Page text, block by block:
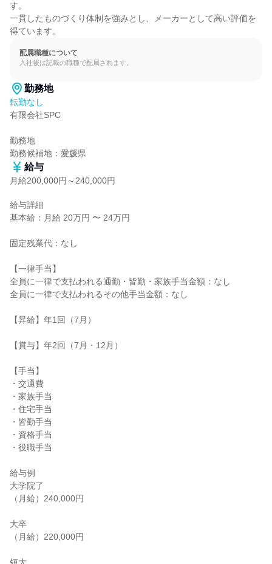
す。
一貫したものづくり体制を強みとし、メーカーとして高い評価を
得ています。
配属職種について
入社後は記載の職種で配属されます。
勤務地
転勤なし
有限会社SPC
勤務地
勤務候補地：愛媛県
給与
月給200,000円～240,000円
給与詳細
基本給：月給 20万円 〜 24万円
固定残業代：なし
【一律手当】
全員に一律で支払われる通勤・皆勤・家族手当金額：なし
全員に一律で支払われるその他手当金額：なし
【昇給】年1回（7月）
【賞与】年2回（7月・12月）
【手当】
・交通費
・家族手当
・住宅手当
・皆勤手当
・資格手当
・役職手当
給与例
大学院了
（月給）240,000円
大卒
（月給）220,000円